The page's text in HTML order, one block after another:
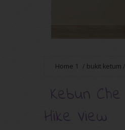
Home 1 / bukit ketum /
Kebun
Hike View